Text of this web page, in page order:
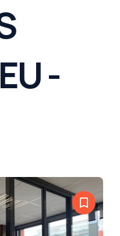
-
bookmark_border